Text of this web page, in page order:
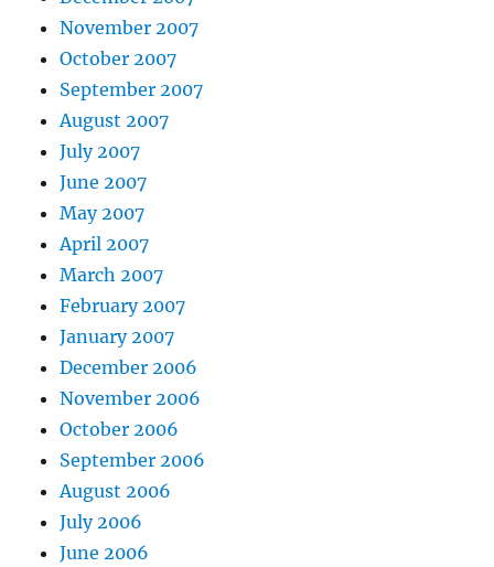
November 2007
October 2007
September 2007
August 2007
July 2007
June 2007
May 2007
April 2007
March 2007
February 2007
January 2007
December 2006
November 2006
October 2006
September 2006
August 2006
July 2006
June 2006